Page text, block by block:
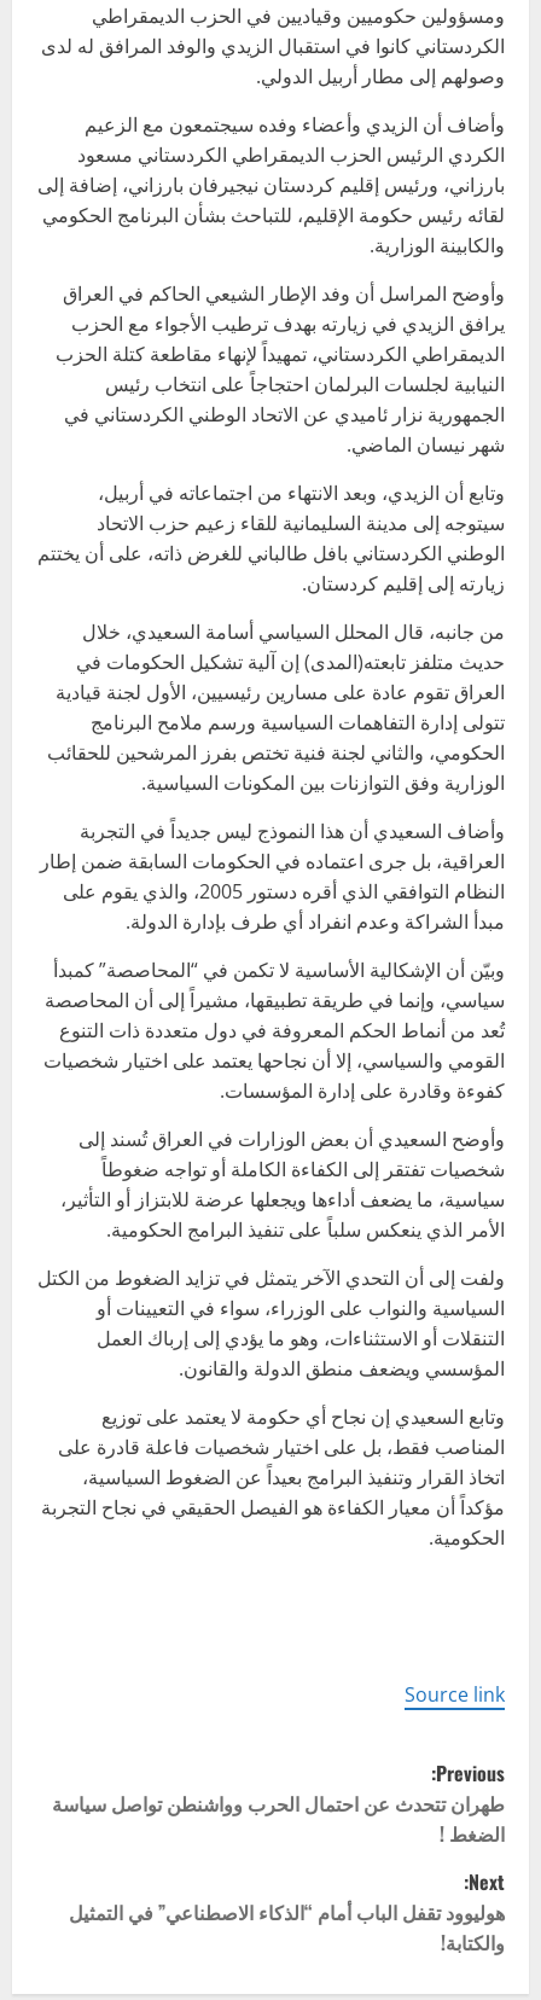
ومسؤولين حكوميين وقياديين في الحزب الديمقراطي
الكردستاني كانوا في استقبال الزيدي والوفد المرافق له لدى
وصولهم إلى مطار أربيل الدولي.
وأضاف أن الزيدي وأعضاء وفده سيجتمعون مع الزعيم
الكردي الرئيس الحزب الديمقراطي الكردستاني مسعود
بارزاني، ورئيس إقليم كردستان نيجيرفان بارزاني، إضافة إلى
لقائه رئيس حكومة الإقليم، للتباحث بشأن البرنامج الحكومي
والكابينة الوزارية.
وأوضح المراسل أن وفد الإطار الشيعي الحاكم في العراق
يرافق الزيدي في زيارته بهدف ترطيب الأجواء مع الحزب
الديمقراطي الكردستاني، تمهيداً لإنهاء مقاطعة كتلة الحزب
النيابية لجلسات البرلمان احتجاجاً على انتخاب رئيس
الجمهورية نزار ئاميدي عن الاتحاد الوطني الكردستاني في
شهر نيسان الماضي.
وتابع أن الزيدي، وبعد الانتهاء من اجتماعاته في أربيل،
سيتوجه إلى مدينة السليمانية للقاء زعيم حزب الاتحاد
الوطني الكردستاني بافل طالباني للغرض ذاته، على أن يختتم
زيارته إلى إقليم كردستان.
من جانبه، قال المحلل السياسي أسامة السعيدي، خلال
حديث متلفز تابعته(المدى) إن آلية تشكيل الحكومات في
العراق تقوم عادة على مسارين رئيسيين، الأول لجنة قيادية
تتولى إدارة التفاهمات السياسية ورسم ملامح البرنامج
الحكومي، والثاني لجنة فنية تختص بفرز المرشحين للحقائب
الوزارية وفق التوازنات بين المكونات السياسية.
وأضاف السعيدي أن هذا النموذج ليس جديداً في التجربة
العراقية، بل جرى اعتماده في الحكومات السابقة ضمن إطار
النظام التوافقي الذي أقره دستور 2005، والذي يقوم على
مبدأ الشراكة وعدم انفراد أي طرف بإدارة الدولة.
وبيّن أن الإشكالية الأساسية لا تكمن في “المحاصصة” كمبدأ
سياسي، وإنما في طريقة تطبيقها، مشيراً إلى أن المحاصصة
تُعد من أنماط الحكم المعروفة في دول متعددة ذات التنوع
القومي والسياسي، إلا أن نجاحها يعتمد على اختيار شخصيات
كفوءة وقادرة على إدارة المؤسسات.
وأوضح السعيدي أن بعض الوزارات في العراق تُسند إلى
شخصيات تفتقر إلى الكفاءة الكاملة أو تواجه ضغوطاً
سياسية، ما يضعف أداءها ويجعلها عرضة للابتزاز أو التأثير،
الأمر الذي ينعكس سلباً على تنفيذ البرامج الحكومية.
ولفت إلى أن التحدي الآخر يتمثل في تزايد الضغوط من الكتل
السياسية والنواب على الوزراء، سواء في التعيينات أو
التنقلات أو الاستثناءات، وهو ما يؤدي إلى إرباك العمل
المؤسسي ويضعف منطق الدولة والقانون.
وتابع السعيدي إن نجاح أي حكومة لا يعتمد على توزيع
المناصب فقط، بل على اختيار شخصيات فاعلة قادرة على
اتخاذ القرار وتنفيذ البرامج بعيداً عن الضغوط السياسية،
مؤكداً أن معيار الكفاءة هو الفيصل الحقيقي في نجاح التجربة
الحكومية.
Source link
P
o
s
t
n
Previous:
طهران تتحدث عن احتمال الحرب وواشنطن تواصل سياسة
الضغط !
Next:
هوليوود تقفل الباب أمام “الذكاء الاصطناعي” في التمثيل
والكتابة!